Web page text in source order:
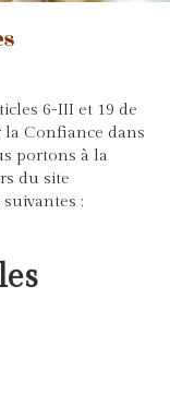
6-III et 19 de
la Confiance dans
portons à la
du site
: